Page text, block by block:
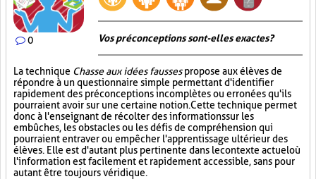
0 Vos préconceptions sont-elles exactes ?
La technique Chasse aux idées faussespropose aux élèves de
répondre à un questionnaire simple permettant d'identifier
rapidement des préconceptions incomplètes ou erronées qu'ils
pourraient avoir sur une certaine notion. Cette technique permet
donc à l'enseignant de récolter des informations sur les
embûches, les obstacles ou les défis de compréhension qui
pourraient entraver ou empêcher l'apprentissage ultérieur des
élèves. Elle est d'autant plus pertinente dans le contexte actuel où
l'information est facilement et rapidement accessible, sans pour
autant être toujours véridique.